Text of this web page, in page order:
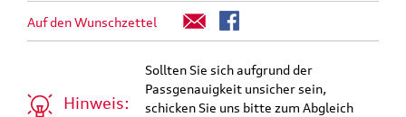
Auf den Wunschzettel
Hinweis:
Sollten Sie sich aufgrund der
Passgenauigkeit unsicher sein,
schicken Sie uns bitte zum Abgleich